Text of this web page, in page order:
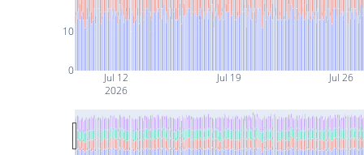
Jul 12
2026
Jul 19 Jul 26
0
10